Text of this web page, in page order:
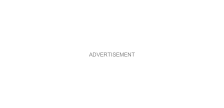
ADVERTISEMENT